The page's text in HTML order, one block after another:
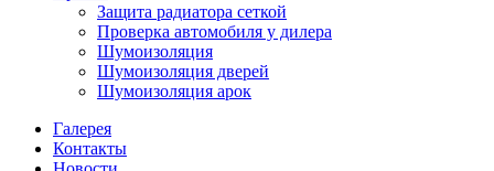
Защита радиатора сеткой
Проверка автомобиля у дилера
Шумоизоляция
Шумоизоляция дверей
Шумоизоляция арок
Галерея
Контакты